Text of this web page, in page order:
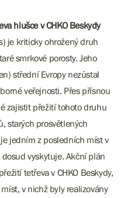
hlušce v CHKO Beskydy
) je kriticky ohrožený druh
smrkové porosty. Jeho
střední Evropy nezůstal
veřejnosti. Přes přísnou
zajistit přežití tohoto druhu
starých prosvětlených
jedním z posledních míst v
vyskytuje. Akční plán
tetřeva v CHKO Beskydy,
v nichž byly realizovány